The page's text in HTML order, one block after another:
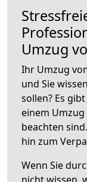
Umzug
Ihr Umzug
und Sie
sollen? Es
einem
beachten sind.
hin zum
Wenn Sie